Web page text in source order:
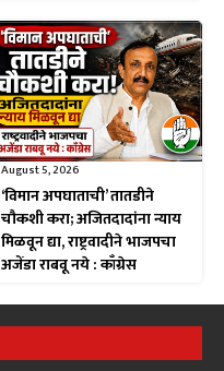
August 5, 2026
‘विमान अपघाताची’ तातडीने
चौकशी करा; अजितदादांना न्याय
मिळवून द्या, राष्ट्रवादीने भाजपचा
अजेंडा राबवू नये : काँग्रेस